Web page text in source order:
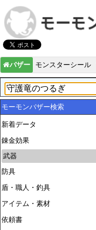
バザー モンスターシール
モーモンバザー検索
新着データ
錬金効果
武器
防具
盾・職人・釣具
アイテム・素材
依頼書